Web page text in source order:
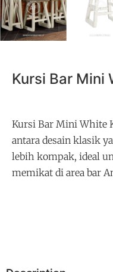
Kursi Bar Mini
Kursi Bar Mini White
antara desain klasik
lebih kompak, ideal
memikat di area bar